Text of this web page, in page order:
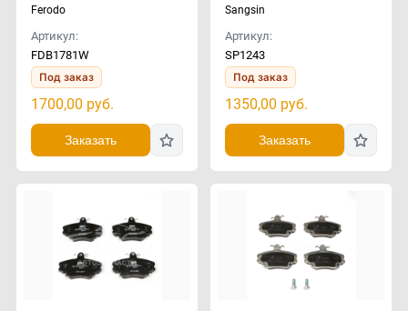
Ferodo
Артикул:
FDB1781W
Под заказ
1700,00 руб.
Заказать
Sangsin
Артикул:
SP1243
Под заказ
1350,00 руб.
Заказать